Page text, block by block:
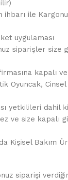
ihbarı ile
uygulaması
siparişler size
kapalı
Oyuncak, Cinsel
yetkilileri dahil
ve size kapalı
Kişisel Bakım
siparişi